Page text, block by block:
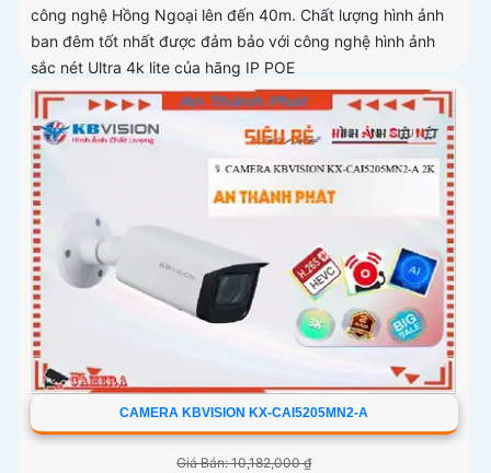
công nghệ Hồng Ngoại lên đến 40m. Chất lượng hình ảnh
ban đêm tốt nhất được đảm bảo với công nghệ hình ảnh
sắc nét Ultra 4k lite của hãng IP POE
CAMERA KBVISION KX-CAI5205MN2-A
Giá Bán: 10,182,000 ₫